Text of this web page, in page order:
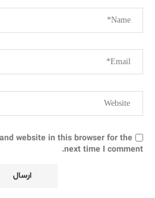
website in this browser for the
next time I comment.